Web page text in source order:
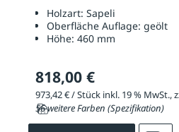
Holzart: Sapeli
Oberfläche Auflage: geölt
Höhe: 460 mm
818,00 €
973,42 € / Stück inkl. 19 % MwSt.,
56 weitere Farben (Spezifikation)